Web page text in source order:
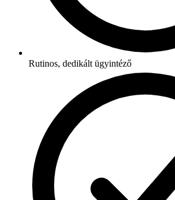
Rutinos, dedikált ügyintéző